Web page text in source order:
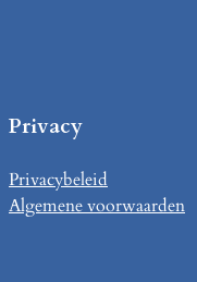
Privacy
Privacybeleid
Algemene voorwaarden